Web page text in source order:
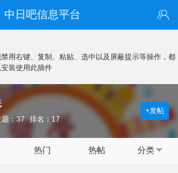
中日吧信息平台
用右键、复制、粘贴、选中以及屏蔽提示等操作，都
装使用此插件
题：37 排名：17
+发帖
热门 热帖 分类